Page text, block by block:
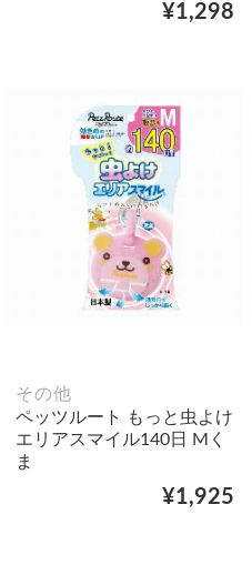
¥1,298
その他
ペッツルート もっと虫よけ
エリアスマイル140日 Mく
ま
¥1,925